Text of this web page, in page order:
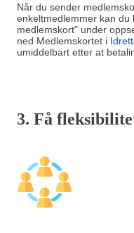
Når du sender
enkeltmedlemmer kan du
medlemskort" under
ned Medlemskortet i
umiddelbart etter at
3. Få